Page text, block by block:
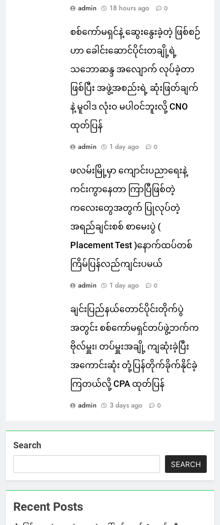
admin 18 hours ago 0
စစ်ကော်မရှင်နဲ့ ဆွေးနွေးခဲ့တဲ့ ဖြစ်စဉ်
ဟာ ခေါင်းဆောင်ပိုင်းတချို့ရဲ့
သဘောဆန္ဒ အလျောက် လုပ်ခဲ့တာ
ဖြစ်ပြီး အဖွဲ့အစည်းရဲ့ ဆုံးဖြတ်ချက်
နဲ့ မူဝါဒ လုံးဝ မပါဝင်ဘူးလို့ CNO
ထုတ်ပြန်
admin 1 day ago 0
ဖလမ်းမြို့မှာ ကျောင်းပညာရေးနဲ့
ကင်းကွာနေတာ ကြာပြီဖြစ်တဲ့
ကလေးတွေအတွက် ပြုလုပ်တဲ့
အရည်ချင်းစစ် စာမေးပွဲ (
Placement Test )နောက်ထပ်တစ်
ကြိမ်ပြန်လည်ကျင်းပမယ်
admin 1 day ago 0
ချင်းပြည်နယ်တောင်ပိုင်းတိုက်ပွဲ
အတွင်း စစ်ကော်မရှင်တပ်ဖွဲ့ဘက်က
ဗိုလ်မှူး၊ တပ်မှူးအချို့ ကျဆုံးခဲ့ပြီး
အကောင်းဆုံး တုံ့ပြန်တိုက်ခိုက်နိုင်ခဲ့
ကြတယ်လို့ CPA ထုတ်ပြန်
admin 3 days ago 0
Search
SEARCH
Recent Posts